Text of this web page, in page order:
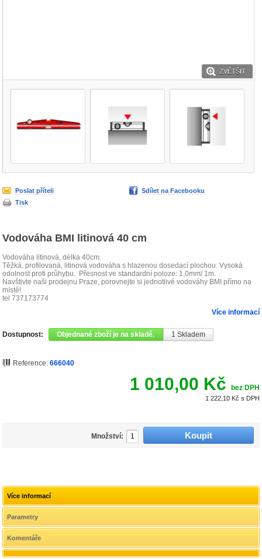
ZVĚTŠIT
Poslat příteli
Sdílet na Facebooku
Tisk
Vodováha BMI litinová 40 cm
Vodováha litinová, délka 40cm.
Těžká, profilovaná, litinová vodováha s hlazenou dosedací plochou. Vysoká
odolnost proti průhybu. Přesnost ve standardní poloze: 1,0mm/ 1m.
Navštivte naši prodejnu Praze, porovnejte si jednotlivé vodováhy BMI přímo na
místě!
tel 737173774
Více informací
Dostupnost: Objednané zboží je na skladě. 1 Skladem
Reference: 666040
1 010,00 Kč bez DPH
1 222,10 Kč s DPH
Množství:
Více informací
Parametry
Komentáře